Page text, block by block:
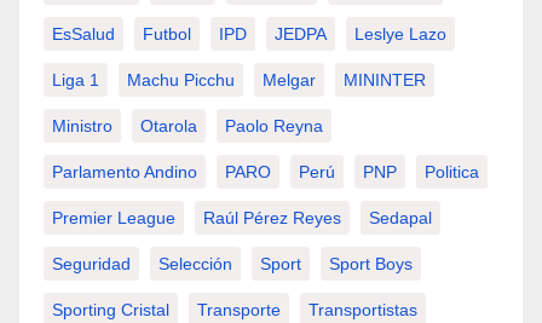
EsSalud Futbol IPD JEDPA Leslye Lazo
Liga 1 Machu Picchu Melgar MININTER
Ministro Otarola Paolo Reyna
Parlamento Andino PARO Perú PNP Politica
Premier League Raúl Pérez Reyes Sedapal
Seguridad Selección Sport Sport Boys
Sporting Cristal Transporte Transportistas